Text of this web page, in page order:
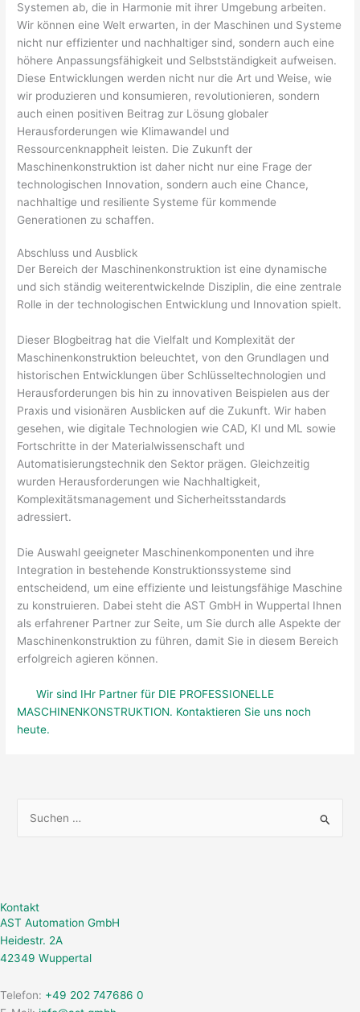
Systemen ab, die in Harmonie mit ihrer Umgebung arbeiten.
Wir können eine Welt erwarten, in der Maschinen und Systeme
nicht nur effizienter und nachhaltiger sind, sondern auch eine
höhere Anpassungsfähigkeit und Selbstständigkeit aufweisen.
Diese Entwicklungen werden nicht nur die Art und Weise, wie
wir produzieren und konsumieren, revolutionieren, sondern
auch einen positiven Beitrag zur Lösung globaler
Herausforderungen wie Klimawandel und
Ressourcenknappheit leisten. Die Zukunft der
Maschinenkonstruktion ist daher nicht nur eine Frage der
technologischen Innovation, sondern auch eine Chance,
nachhaltige und resiliente Systeme für kommende
Generationen zu schaffen.
Abschluss und Ausblick
Der Bereich der Maschinenkonstruktion ist eine dynamische
und sich ständig weiterentwickelnde Disziplin, die eine zentrale
Rolle in der technologischen Entwicklung und Innovation spielt.
Dieser Blogbeitrag hat die Vielfalt und Komplexität der
Maschinenkonstruktion beleuchtet, von den Grundlagen und
historischen Entwicklungen über Schlüsseltechnologien und
Herausforderungen bis hin zu innovativen Beispielen aus der
Praxis und visionären Ausblicken auf die Zukunft. Wir haben
gesehen, wie digitale Technologien wie CAD, KI und ML sowie
Fortschritte in der Materialwissenschaft und
Automatisierungstechnik den Sektor prägen. Gleichzeitig
wurden Herausforderungen wie Nachhaltigkeit,
Komplexitätsmanagement und Sicherheitsstandards
adressiert.
Die Auswahl geeigneter Maschinenkomponenten und ihre
Integration in bestehende Konstruktionssysteme sind
entscheidend, um eine effiziente und leistungsfähige Maschine
zu konstruieren. Dabei steht die AST GmbH in Wuppertal Ihnen
als erfahrener Partner zur Seite, um Sie durch alle Aspekte der
Maschinenkonstruktion zu führen, damit Sie in diesem Bereich
erfolgreich agieren können.
Wir sind IHr Partner für DIE PROFESSIONELLE
MASCHINENKONSTRUKTION. Kontaktieren Sie uns noch
heute.
e
n
n
c
Kontakt
AST Automation GmbH
Heidestr. 2A
42349 Wuppertal
Telefon: +49 202 747686 0